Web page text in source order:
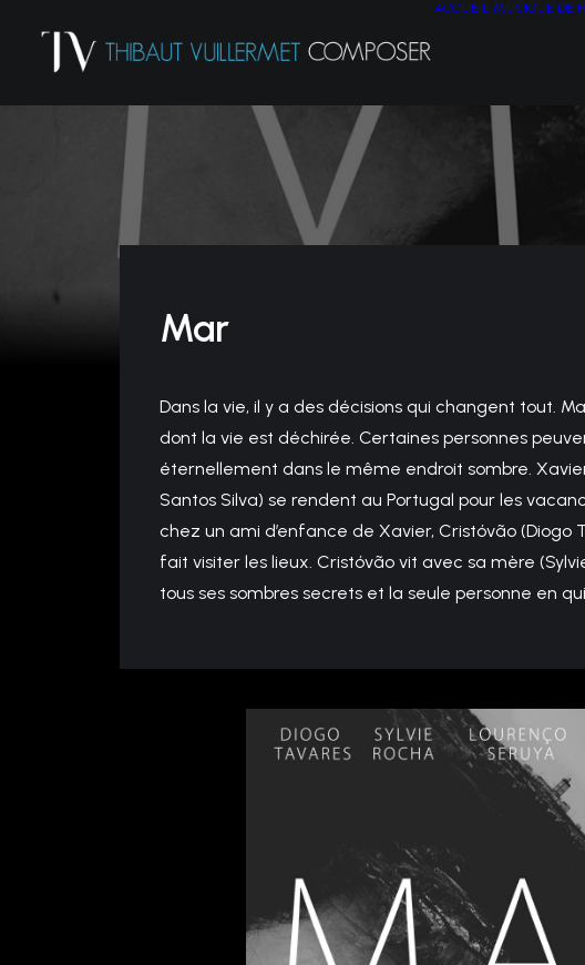
ACCUEIL MUSIQUE DE
Mar
Dans la vie, il y a des décisions qui changent tout.
dont la vie est déchirée. Certaines personnes
éternellement dans le même endroit sombre.
Santos Silva) se rendent au Portugal pour les
chez un ami d’enfance de Xavier, Cristóvão
fait visiter les lieux. Cristóvão vit avec sa mère
tous ses sombres secrets et la seule personne en